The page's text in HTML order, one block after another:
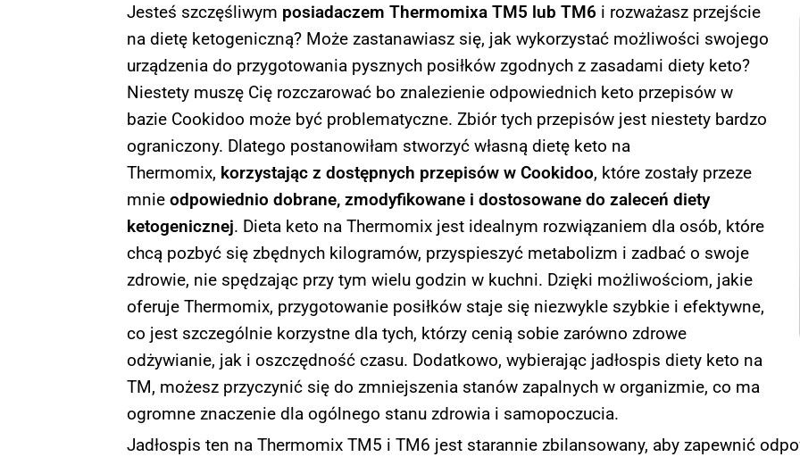
Jesteś szczęśliwym posiadaczem Thermomixa TM5 lub TM6i rozważasz przejście
na dietę ketogeniczną? Może zastanawiasz się, jak wykorzystać możliwości swojego
urządzenia do przygotowania pysznych posiłków zgodnych z zasadami diety keto?
Niestety muszę Cię rozczarować bo znalezienie odpowiednich keto przepisów w
bazie Cookidoo może być problematyczne. Zbiór tych przepisów jest niestety bardzo
ograniczony. Dlatego postanowiłam stworzyć własną dietę keto na
Thermomix, korzystając z dostępnych przepisów w Cookidoo, które zostały przeze
mnie odpowiednio dobrane, zmodyfikowane i dostosowane do zaleceń diety
ketogenicznej. Dieta keto na Thermomix jest idealnym rozwiązaniem dla osób, które
chcą pozbyć się zbędnych kilogramów, przyspieszyć metabolizm i zadbać o swoje
zdrowie, nie spędzając przy tym wielu godzin w kuchni. Dzięki możliwościom, jakie
oferuje Thermomix, przygotowanie posiłków staje się niezwykle szybkie i efektywne,
co jest szczególnie korzystne dla tych, którzy cenią sobie zarówno zdrowe
odżywianie, jak i oszczędność czasu. Dodatkowo, wybierając jadłospis diety keto na
TM, możesz przyczynić się do zmniejszenia stanów zapalnych w organizmie, co ma
ogromne znaczenie dla ogólnego stanu zdrowia i samopoczucia.
Jadłospis ten na Thermomix TM5 i TM6 jest starannie zbilansowany, aby zapewnić